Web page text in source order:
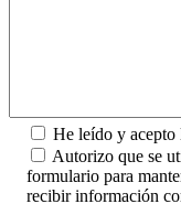
He leído y acepto
Autorizo que se
formulario para
recibir información